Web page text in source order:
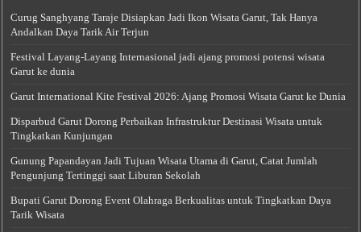
Curug Sanghyang Taraje Disiapkan Jadi Ikon Wisata Garut, Tak Hanya
Andalkan Daya Tarik Air Terjun
Festival Layang-Layang Internasional jadi ajang promosi potensi wisata
Garut ke dunia
Garut International Kite Festival 2026: Ajang Promosi Wisata Garut ke Dunia
Disparbud Garut Dorong Perbaikan Infrastruktur Destinasi Wisata untuk
Tingkatkan Kunjungan
Gunung Papandayan Jadi Tujuan Wisata Utama di Garut, Catat Jumlah
Pengunjung Tertinggi saat Liburan Sekolah
Bupati Garut Dorong Event Olahraga Berkualitas untuk Tingkatkan Daya
Tarik Wisata